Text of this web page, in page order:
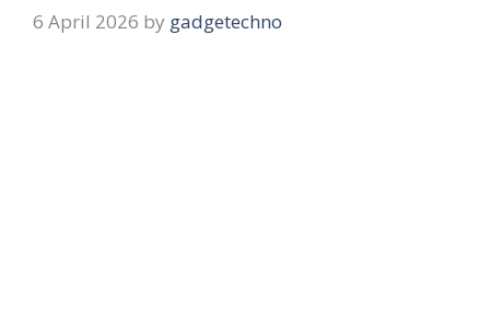
6 April 2026 by gadgetechno